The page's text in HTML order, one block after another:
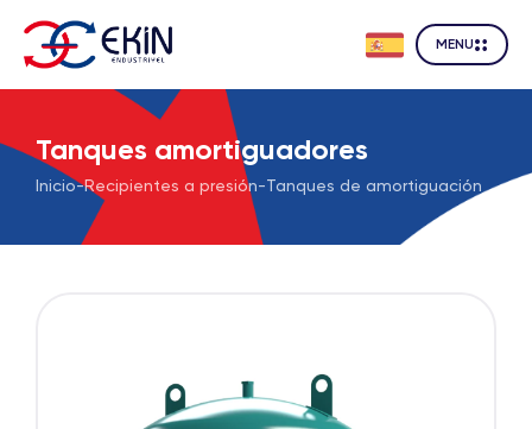
MENU
Tanques amortiguadores
Inicio-Recipientes a presión-Tanques de amortiguación